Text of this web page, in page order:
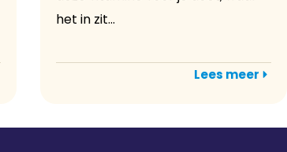
het in zit...
Lees meer